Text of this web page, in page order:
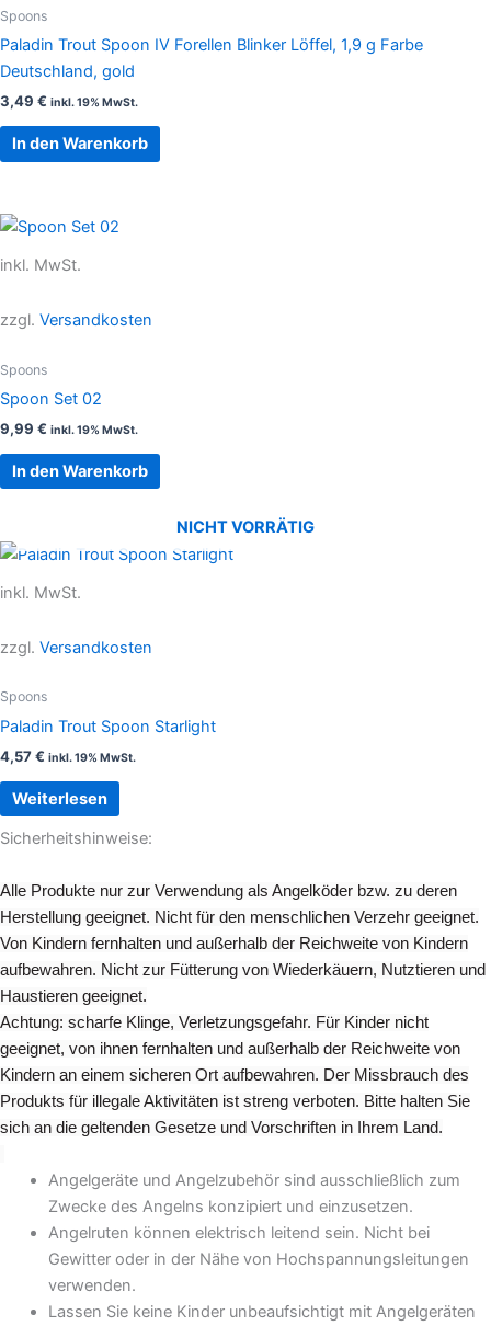
Spoons
Paladin Trout Spoon IV Forellen Blinker Löffel, 1,9 g Farbe
Deutschland, gold
3,49 € inkl. 19% MwSt.
In den Warenkorb
inkl. MwSt.
zzgl. Versandkosten
Spoons
Spoon Set 02
9,99 € inkl. 19% MwSt.
In den Warenkorb
NICHT VORRÄTIG
inkl. MwSt.
zzgl. Versandkosten
Spoons
Paladin Trout Spoon Starlight
4,57€ inkl. 19% MwSt.
Weiterlesen
Sicherheitshinweise:
Alle Produkte nur zur Verwendung als Angelköder bzw. zu deren
Herstellung geeignet. Nicht für den menschlichen Verzehr geeignet.
Von Kindern fernhalten und außerhalb der Reichweite von Kindern
aufbewahren. Nicht zur Fütterung von Wiederkäuern, Nutztieren und
Haustieren geeignet.
Achtung: scharfe Klinge, Verletzungsgefahr. Für Kinder nicht
geeignet, von ihnen fernhalten und außerhalb der Reichweite von
Kindern an einem sicheren Ort aufbewahren. Der Missbrauch des
Produkts für illegale Aktivitäten ist streng verboten. Bitte halten Sie
sich an die geltenden Gesetze und Vorschriften in Ihrem Land.
Angelgeräte und Angelzubehör sind ausschließlich zum
Zwecke des Angelns konzipiert und einzusetzen.
Angelruten können elektrisch leitend sein. Nicht bei
Gewitter oder in der Nähe von Hochspannungsleitungen
verwenden.
Lassen Sie keine Kinder unbeaufsichtigt mit Angelgeräten